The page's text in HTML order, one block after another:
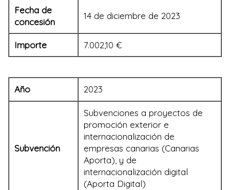
Fecha de
concesión
14 de diciembre de 2023
Importe 7.002,10 €
Año 2023
Subvención
Subvenciones a proyectos de
promoción exterior e
internacionalización de
empresas canarias (Canarias
Aporta), y de
internacionalización digital
(Aporta Digital)